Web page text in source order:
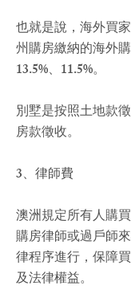
也就是說，海外買
州購房繳納的海外購
13.5%、11.5%。
別墅是按照土地款
房款徵收。
3、律師費
澳洲規定所有人購
購房律師或過戶師
律程序進行，保障
及法律權益。